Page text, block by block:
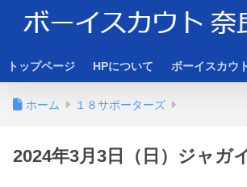
トップページ HPについて ボーイスカウ
ホーム １８サポーターズ
2024年3月3日（日）ジャガ